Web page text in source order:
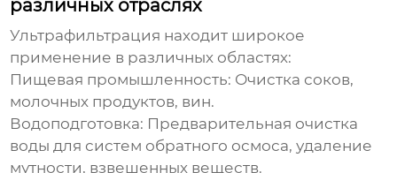
различных отраслях
Ультрафильтрация находит широкое
применение в различных областях:
Пищевая промышленность: Очистка соков,
молочных продуктов, вин.
Водоподготовка: Предварительная очистка
воды для систем обратного осмоса, удаление
мутности, взвешенных веществ.